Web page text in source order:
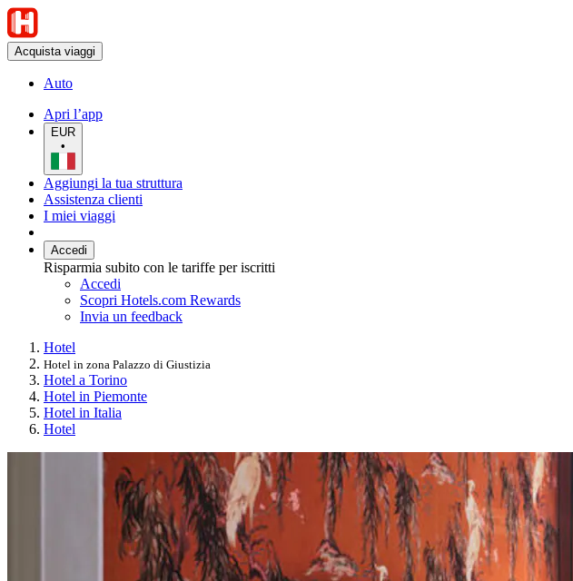
Acquista viaggi
Auto
Apri l’app
EUR
•
Aggiungi la tua struttura
Assistenza clienti
I miei viaggi
Accedi
Risparmia subito con le tariffe per iscritti
Accedi
Scopri Hotels.com Rewards
Invia un feedback
Hotel
Hotel in zona Palazzo di Giustizia
Hotel a Torino
Hotel in Piemonte
Hotel in Italia
Hotel